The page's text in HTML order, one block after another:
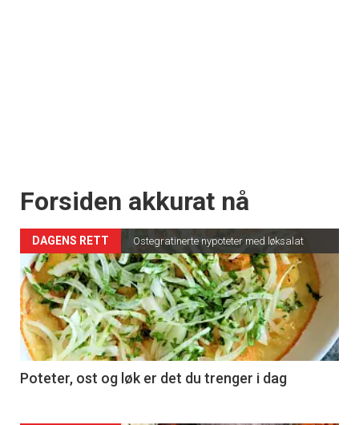
Forsiden akkurat nå
DAGENS RETT Ostegratinerte nypoteter med løksalat
Poteter, ost og løk er det du trenger i dag